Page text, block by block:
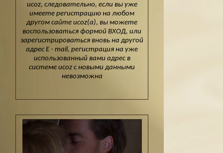
ucoz, следовательно, если вы уже
имеете регистрацию на любом
другом сайте ucoz(а), вы можете
воспользоваться формой ВХОД, или
зарегистрироваться вновь на другой
адрес E - mail, регистрация на уже
использованный вами адрес в
системе ucoz с новыми данными
невозможна